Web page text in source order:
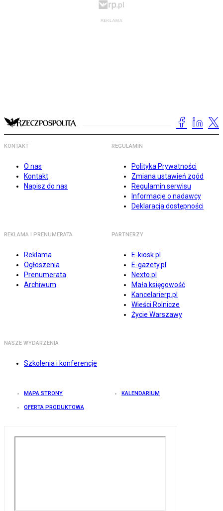
KONTAKT
O nas
Kontakt
Napisz do nas
REGULAMIN
Polityka Prywatności
Zmiana ustawień zgód
Regulamin serwisu
Informacje o nadawcy
Deklaracja dostępności
REKLAMA I PRENUMERATA
Reklama
Ogłoszenia
Prenumerata
Archiwum
PARTNERZY
E-kiosk.pl
E-gazety.pl
Nexto.pl
Mała księgowość
Kancelarierp.pl
Wieści Rolnicze
Życie Warszawy
NASZE WYDARZENIA
Szkolenia i konferencje
MAPA STRONY KALENDARIUM
OFERTA PRODUKTOWA